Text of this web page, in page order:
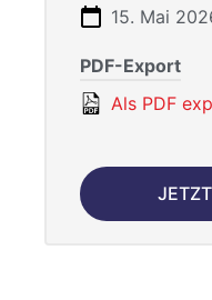
15. Mai
PDF-Export
Als PDF